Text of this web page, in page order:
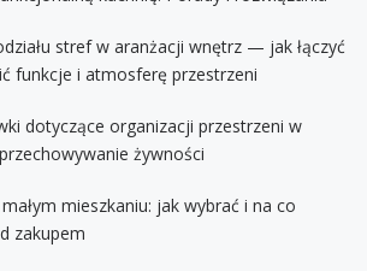
stref w aranżacji wnętrz — jak łączyć
funkcje i atmosferę przestrzeni
dotyczące organizacji przestrzeni w
żywności
mieszkaniu: jak wybrać i na co
zakupem